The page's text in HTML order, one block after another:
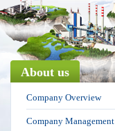
About us
Company Overview
Company Management